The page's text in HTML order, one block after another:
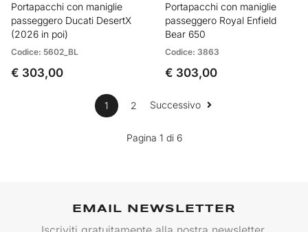
Portapacchi con maniglie
passeggero Ducati DesertX
(2026 in poi)
Codice: 5602_BL
€ 303,00
Portapacchi con maniglie
passeggero Royal Enfield
Bear 650
Codice: 3863
€ 303,00
1 2 Successivo
Pagina 1 di 6
EMAIL NEWSLETTER